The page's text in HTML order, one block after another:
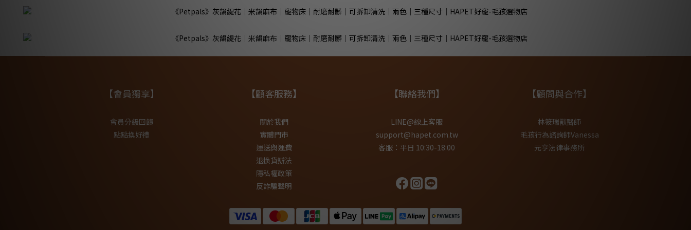
【會員獨享】
會員分級回饋
點點換好禮
【顧客服務】
關於我們
實體門市
運送與運費
退換貨辦法
隱私權政策
反詐騙聲明
【聯絡我們】
LINE@線上客服
support@hapet.com.tw
客服：平日 10:30-18:00
【顧問與合作】
林筱瑞獸醫師
毛孩行為諮詢師Vanessa
元亨法律事務所